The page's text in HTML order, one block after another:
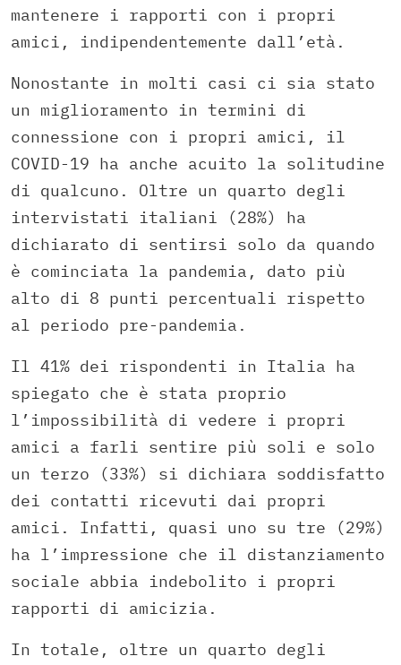
mantenere i rapporti con i propri
amici, indipendentemente dall’età.
Nonostante in molti casi ci sia stato
un miglioramento in termini di
connessione con i propri amici, il
COVID-19 ha anche acuito la solitudine
di qualcuno. Oltre un quarto degli
intervistati italiani (28%) ha
dichiarato di sentirsi solo da quando
è cominciata la pandemia, dato più
alto di 8 punti percentuali rispetto
al periodo pre-pandemia.
Il 41% dei rispondenti in Italia ha
spiegato che è stata proprio
l’impossibilità di vedere i propri
amici a farli sentire più soli e solo
un terzo (33%) si dichiara soddisfatto
dei contatti ricevuti dai propri
amici. Infatti, quasi uno su tre (29%)
ha l’impressione che il distanziamento
sociale abbia indebolito i propri
rapporti di amicizia.
In totale, oltre un quarto degli